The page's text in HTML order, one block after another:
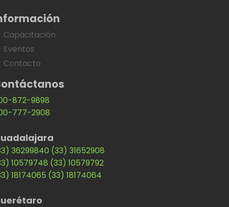
Capacitación
Eventos
Contacto
872-9898
777-2908
36299840 (33) 31652908
10579748 (33) 10579792
18174065 (33) 18174064